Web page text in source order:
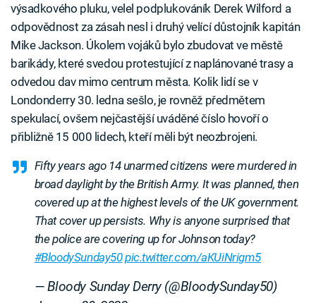
výsadkového pluku, velel podplukováník Derek Wilford a
odpovědnost za zásah nesl i druhý velící důstojník kapitán
Mike Jackson. Úkolem vojáků bylo zbudovat ve městě
barikády, které svedou protestující z naplánované trasy a
odvedou dav mimo centrum města. Kolik lidí se v
Londonderry 30. ledna sešlo, je rovněž předmětem
spekulací, ovšem nejčastější uváděné číslo hovoří o
přibližně 15 000 lidech, kteří měli být neozbrojeni.
Fifty years ago 14 unarmed citizens were murdered in
broad daylight by the British Army. It was planned, then
covered up at the highest levels of the UK government.
That cover up persists. Why is anyone surprised that
the police are covering up for Johnson today?
#BloodySunday50pic.twitter.com/aKUiNrigm5
— Bloody Sunday Derry (@BloodySunday50)